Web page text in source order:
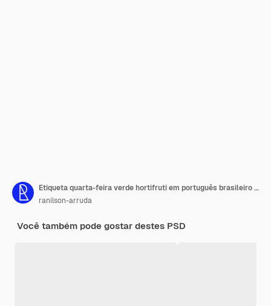
Etiqueta quarta-feira verde hortifruti em português brasileiro em renderização 3D
ranilson-arruda
Você também pode gostar destes PSD